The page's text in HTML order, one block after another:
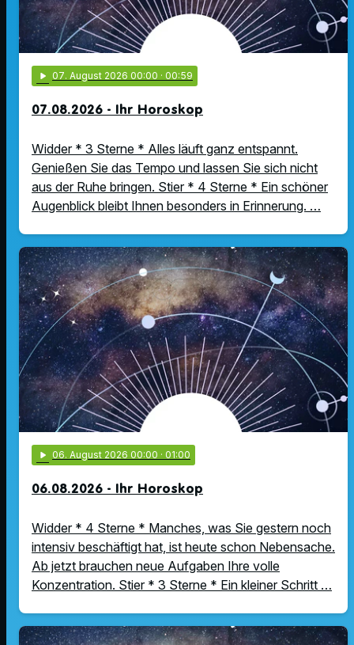
play_arrow 07. August 2026 00:00 · 00:59
07.08.2026 - Ihr Horoskop
Widder * 3 Sterne * Alles läuft ganz entspannt.
Genießen Sie das Tempo und lassen Sie sich nicht
aus der Ruhe bringen. Stier * 4 Sterne * Ein schöner
Augenblick bleibt Ihnen besonders in Erinnerung. …
play_arrow 06. August 2026 00:00 · 01:00
06.08.2026 - Ihr Horoskop
Widder * 4 Sterne * Manches, was Sie gestern noch
intensiv beschäftigt hat, ist heute schon Nebensache.
Ab jetzt brauchen neue Aufgaben Ihre volle
Konzentration. Stier * 3 Sterne * Ein kleiner Schritt …